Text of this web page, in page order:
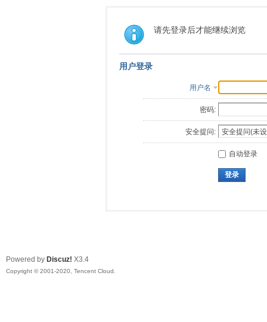
请先登录后才能继续浏览
用户登录
用户名
密码:
安全提问:
自动登录
登录
Powered by Discuz! X3.4
Copyright © 2001-2020, Tencent Cloud.